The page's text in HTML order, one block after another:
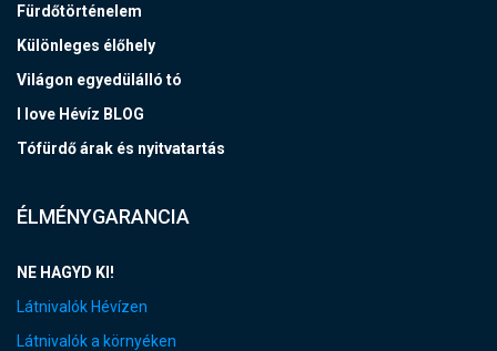
Fürdőtörténelem
Különleges élőhely
Világon egyedülálló tó
I love Hévíz BLOG
Tófürdő árak és nyitvatartás
ÉLMÉNYGARANCIA
NE HAGYD KI!
Látnivalók Hévízen
Látnivalók a környéken